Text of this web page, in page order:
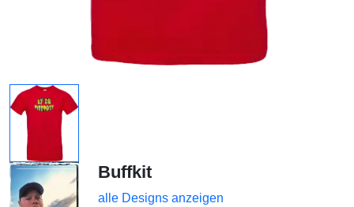
Buffkit
alle Designs anzeigen